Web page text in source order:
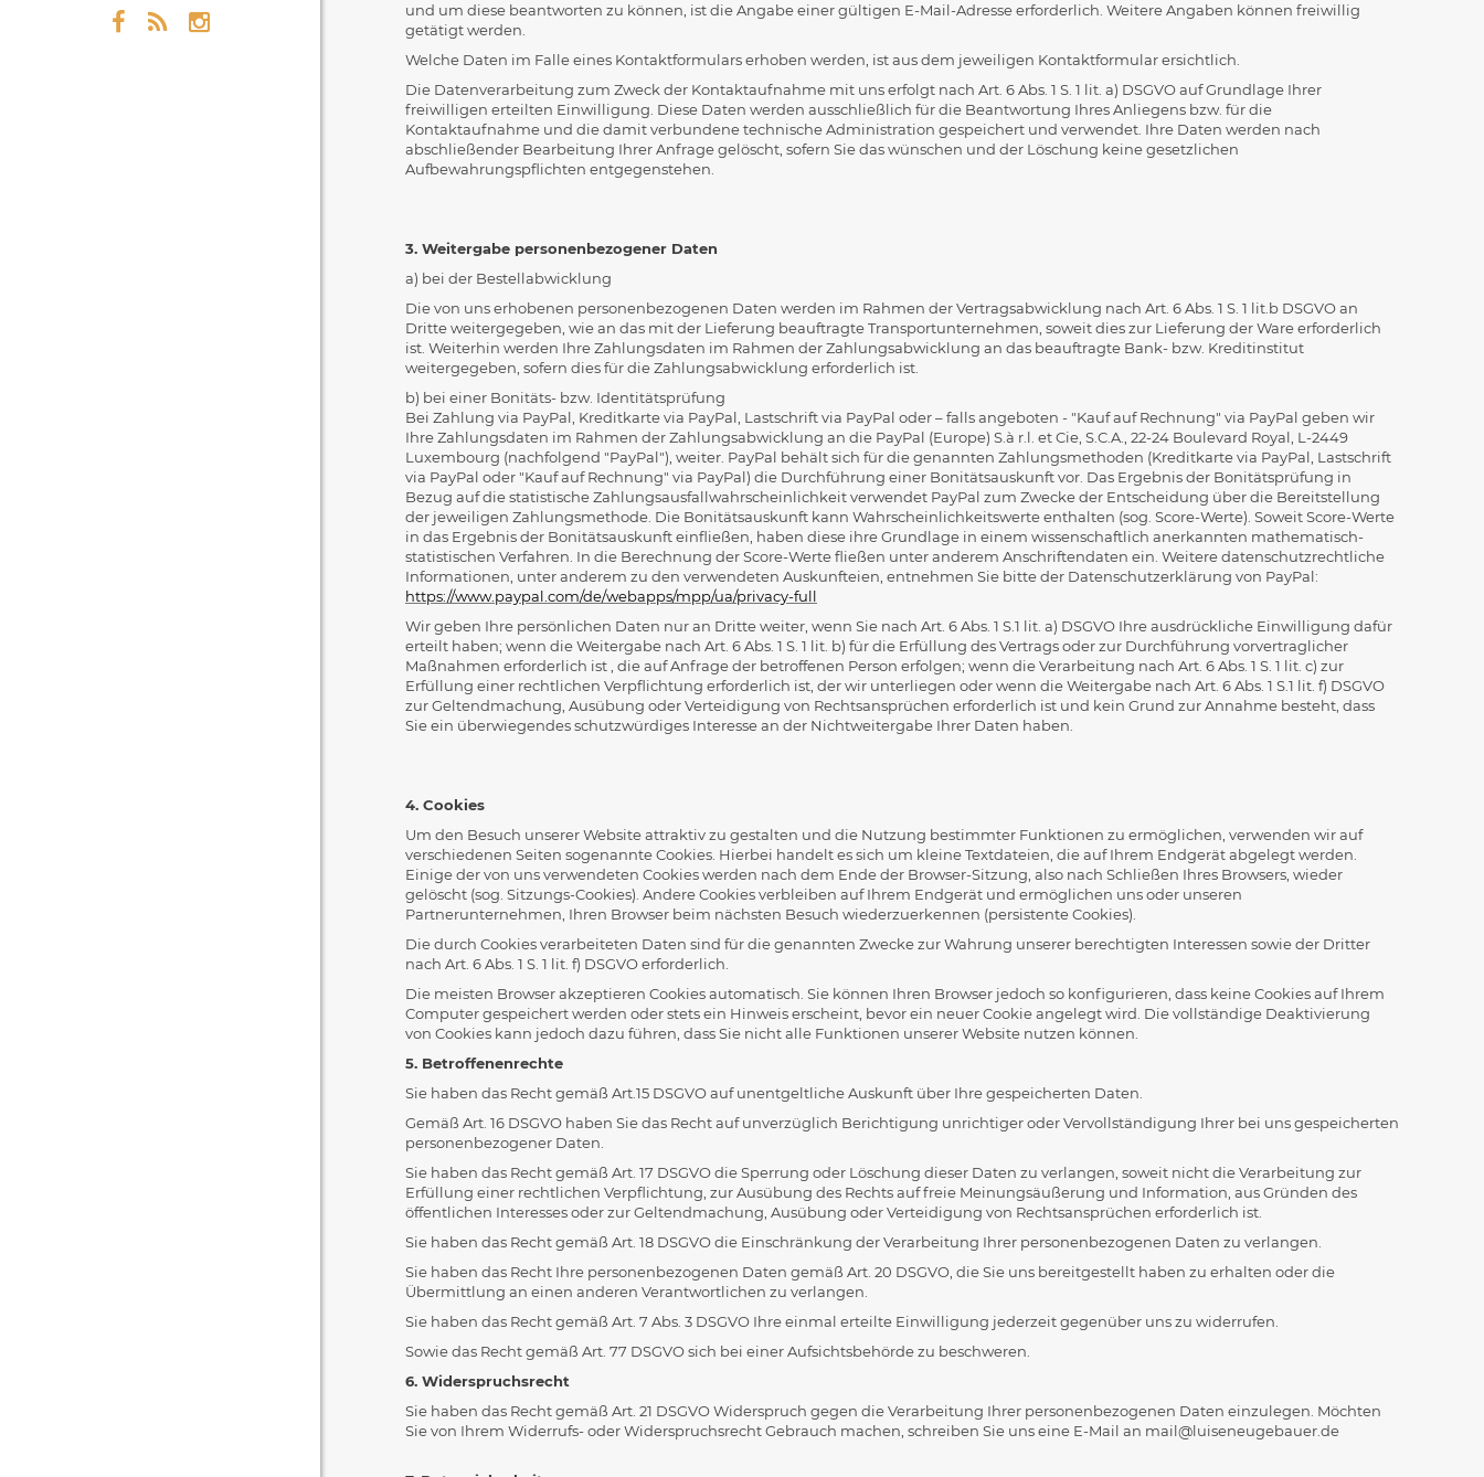
und um diese beantworten zu können, ist die Angabe einer gültigen E-Mail-Adresse erforderlich. Weitere Angaben können freiwillig
getätigt werden.
Welche Daten im Falle eines Kontaktformulars erhoben werden, ist aus dem jeweiligen Kontaktformular ersichtlich.
Die Datenverarbeitung zum Zweck der Kontaktaufnahme mit uns erfolgt nach Art. 6 Abs. 1 S. 1 lit. a) DSGVO auf Grundlage Ihrer
freiwilligen erteilten Einwilligung. Diese Daten werden ausschließlich für die Beantwortung Ihres Anliegens bzw. für die
Kontaktaufnahme und die damit verbundene technische Administration gespeichert und verwendet. Ihre Daten werden nach
abschließender Bearbeitung Ihrer Anfrage gelöscht, sofern Sie das wünschen und der Löschung keine gesetzlichen
Aufbewahrungspflichten entgegenstehen.
3. Weitergabe personenbezogener Daten
a) bei der Bestellabwicklung
Die von uns erhobenen personenbezogenen Daten werden im Rahmen der Vertragsabwicklung nach Art. 6 Abs. 1 S. 1 lit.b DSGVO an
Dritte weitergegeben, wie an das mit der Lieferung beauftragte Transportunternehmen, soweit dies zur Lieferung der Ware erforderlich
ist. Weiterhin werden Ihre Zahlungsdaten im Rahmen der Zahlungsabwicklung an das beauftragte Bank- bzw. Kreditinstitut
weitergegeben, sofern dies für die Zahlungsabwicklung erforderlich ist.
b) bei einer Bonitäts- bzw. Identitätsprüfung
Bei Zahlung via PayPal, Kreditkarte via PayPal, Lastschrift via PayPal oder – falls angeboten - "Kauf auf Rechnung" via PayPal geben wir
Ihre Zahlungsdaten im Rahmen der Zahlungsabwicklung an die PayPal (Europe) S.à r.l. et Cie, S.C.A., 22-24 Boulevard Royal, L-2449
Luxembourg (nachfolgend "PayPal"), weiter. PayPal behält sich für die genannten Zahlungsmethoden (Kreditkarte via PayPal, Lastschrift
via PayPal oder "Kauf auf Rechnung" via PayPal) die Durchführung einer Bonitätsauskunft vor. Das Ergebnis der Bonitätsprüfung in
Bezug auf die statistische Zahlungsausfallwahrscheinlichkeit verwendet PayPal zum Zwecke der Entscheidung über die Bereitstellung
der jeweiligen Zahlungsmethode. Die Bonitätsauskunft kann Wahrscheinlichkeitswerte enthalten (sog. Score-Werte). Soweit Score-Werte
in das Ergebnis der Bonitätsauskunft einfließen, haben diese ihre Grundlage in einem wissenschaftlich anerkannten mathematisch-
statistischen Verfahren. In die Berechnung der Score-Werte fließen unter anderem Anschriftendaten ein. Weitere datenschutzrechtliche
Informationen, unter anderem zu den verwendeten Auskunfteien, entnehmen Sie bitte der Datenschutzerklärung von PayPal:
https://www.paypal.com/de/webapps/mpp/ua/privacy-full
Wir geben Ihre persönlichen Daten nur an Dritte weiter, wenn Sie nach Art. 6 Abs. 1 S.1 lit. a) DSGVO Ihre ausdrückliche Einwilligung dafür
erteilt haben; wenn die Weitergabe nach Art. 6 Abs. 1 S. 1 lit. b) für die Erfüllung des Vertrags oder zur Durchführung vorvertraglicher
Maßnahmen erforderlich ist , die auf Anfrage der betroffenen Person erfolgen; wenn die Verarbeitung nach Art. 6 Abs. 1 S. 1 lit. c) zur
Erfüllung einer rechtlichen Verpflichtung erforderlich ist, der wir unterliegen oder wenn die Weitergabe nach Art. 6 Abs. 1 S.1 lit. f) DSGVO
zur Geltendmachung, Ausübung oder Verteidigung von Rechtsansprüchen erforderlich ist und kein Grund zur Annahme besteht, dass
Sie ein überwiegendes schutzwürdiges Interesse an der Nichtweitergabe Ihrer Daten haben.
4. Cookies
Um den Besuch unserer Website attraktiv zu gestalten und die Nutzung bestimmter Funktionen zu ermöglichen, verwenden wir auf
verschiedenen Seiten sogenannte Cookies. Hierbei handelt es sich um kleine Textdateien, die auf Ihrem Endgerät abgelegt werden.
Einige der von uns verwendeten Cookies werden nach dem Ende der Browser-Sitzung, also nach Schließen Ihres Browsers, wieder
gelöscht (sog. Sitzungs-Cookies). Andere Cookies verbleiben auf Ihrem Endgerät und ermöglichen uns oder unseren
Partnerunternehmen, Ihren Browser beim nächsten Besuch wiederzuerkennen (persistente Cookies).
Die durch Cookies verarbeiteten Daten sind für die genannten Zwecke zur Wahrung unserer berechtigten Interessen sowie der Dritter
nach Art. 6 Abs. 1 S. 1 lit. f) DSGVO erforderlich.
Die meisten Browser akzeptieren Cookies automatisch. Sie können Ihren Browser jedoch so konfigurieren, dass keine Cookies auf Ihrem
Computer gespeichert werden oder stets ein Hinweis erscheint, bevor ein neuer Cookie angelegt wird. Die vollständige Deaktivierung
von Cookies kann jedoch dazu führen, dass Sie nicht alle Funktionen unserer Website nutzen können.
5. Betroffenenrechte
Sie haben das Recht gemäß Art.15 DSGVO auf unentgeltliche Auskunft über Ihre gespeicherten Daten.
Gemäß Art. 16 DSGVO haben Sie das Recht auf unverzüglich Berichtigung unrichtiger oder Vervollständigung Ihrer bei uns gespeicherten
personenbezogener Daten.
Sie haben das Recht gemäß Art. 17 DSGVO die Sperrung oder Löschung dieser Daten zu verlangen, soweit nicht die Verarbeitung zur
Erfüllung einer rechtlichen Verpflichtung, zur Ausübung des Rechts auf freie Meinungsäußerung und Information, aus Gründen des
öffentlichen Interesses oder zur Geltendmachung, Ausübung oder Verteidigung von Rechtsansprüchen erforderlich ist.
Sie haben das Recht gemäß Art. 18 DSGVO die Einschränkung der Verarbeitung Ihrer personenbezogenen Daten zu verlangen.
Sie haben das Recht Ihre personenbezogenen Daten gemäß Art. 20 DSGVO, die Sie uns bereitgestellt haben zu erhalten oder die
Übermittlung an einen anderen Verantwortlichen zu verlangen.
Sie haben das Recht gemäß Art. 7 Abs. 3 DSGVO Ihre einmal erteilte Einwilligung jederzeit gegenüber uns zu widerrufen.
Sowie das Recht gemäß Art. 77 DSGVO sich bei einer Aufsichtsbehörde zu beschweren.
6. Widerspruchsrecht
Sie haben das Recht gemäß Art. 21 DSGVO Widerspruch gegen die Verarbeitung Ihrer personenbezogenen Daten einzulegen. Möchten
Sie von Ihrem Widerrufs- oder Widerspruchsrecht Gebrauch machen, schreiben Sie uns eine E-Mail an mail@luiseneugebauer.de